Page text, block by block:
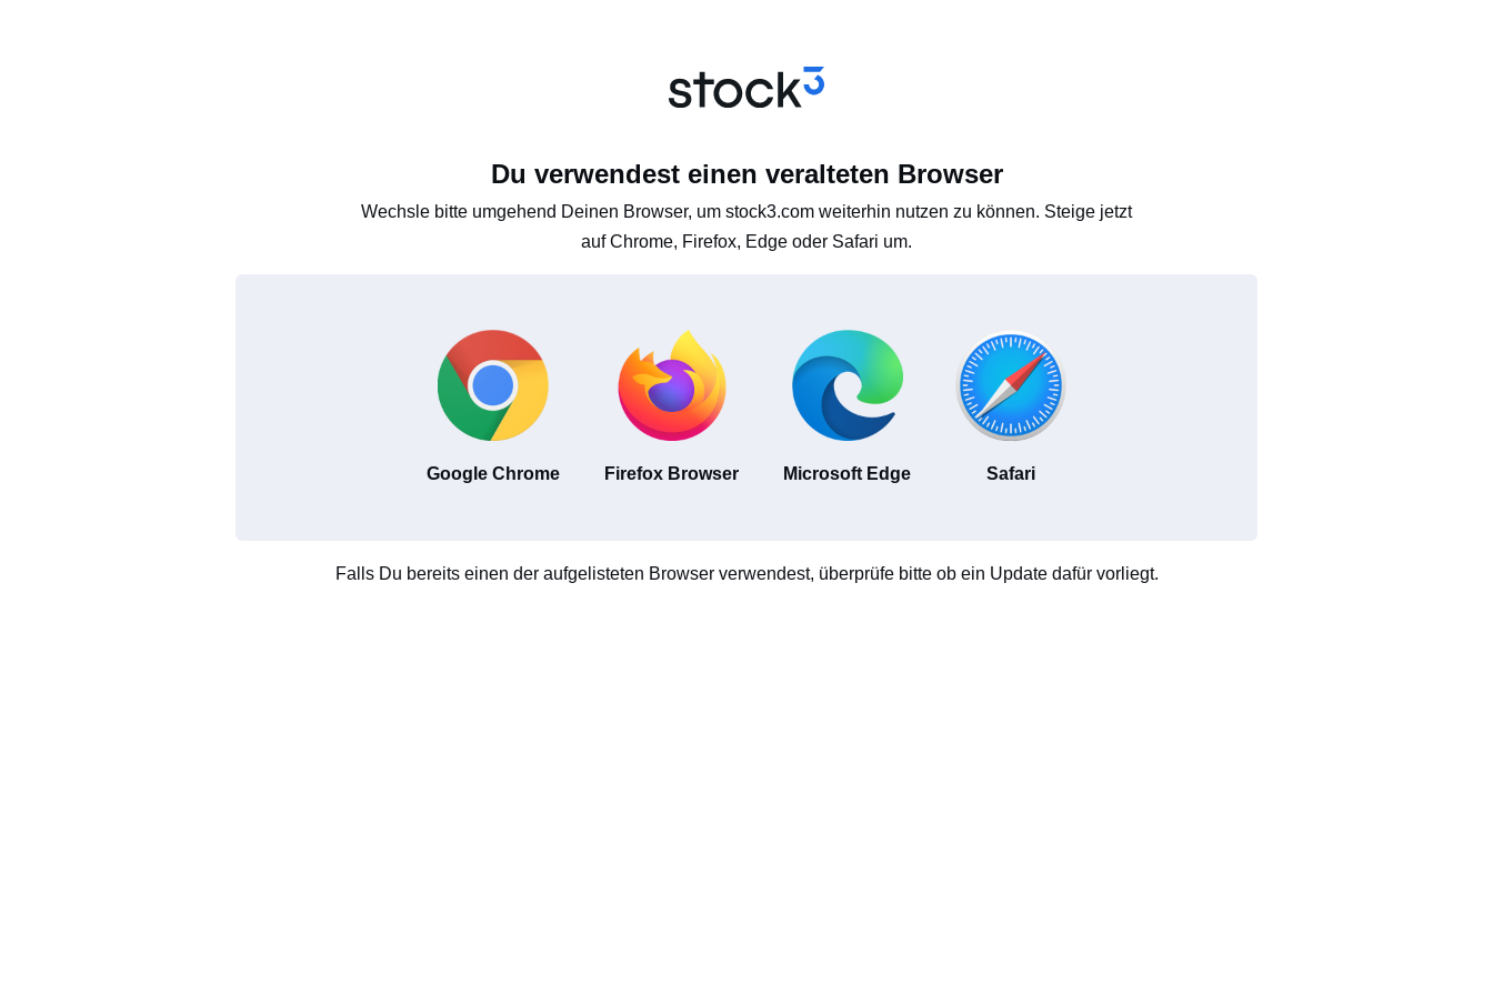
Du verwendest einen veralteten Browser
Wechsle bitte umgehend Deinen Browser, um stock3.com weiterhin nutzen zu können. Steige jetzt
auf Chrome, Firefox, Edge oder Safari um.
Google Chrome Firefox Browser Microsoft Edge Safari
Falls Du bereits einen der aufgelisteten Browser verwendest, überprüfe bitte ob ein Update dafür vorliegt.